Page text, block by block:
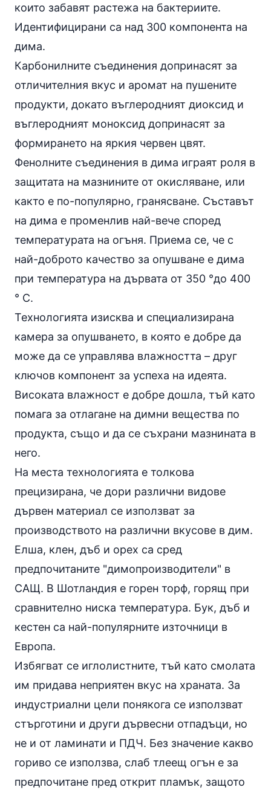
които забавят растежа на бактериите.
Идентифицирани са над 300 компонента на
дима.
Карбонилните съединения допринасят за
отличителния вкус и аромат на пушените
продукти, докато въглеродният диоксид и
въглеродният моноксид допринасят за
формирането на яркия червен цвят.
Фенолните съединения в дима играят роля в
защитата на мазнините от окисляване, или
както е по-популярно, гранясване. Съставът
на дима е променлив най-вече според
температурата на огъня. Приема се, че с
най-доброто качество за опушване е дима
при температура на дървата от 350 °до 400
° C.
Технологията изисква и специализирана
камера за опушването, в която е добре да
може да се управлява влажността – друг
ключов компонент за успеха на идеята.
Високата влажност е добре дошла, тъй като
помага за отлагане на димни вещества по
продукта, също и да се съхрани мазнината в
него.
На места технологията е толкова
прецизирана, че дори различни видове
дървен материал се използват за
производството на различни вкусове в дим.
Елша, клен, дъб и орех са сред
предпочитаните "димопроизводители" в
САЩ. В Шотландия е горен торф, горящ при
сравнително ниска температура. Бук, дъб и
кестен са най-популярните източници в
Европа.
Избягват се иглолистните, тъй като смолата
им придава неприятен вкус на храната. За
индустриални цели понякога се използват
стърготини и други дървесни отпадъци, но
не и от ламинати и ПДЧ. Без значение какво
гориво се използва, слаб тлеещ огън е за
предпочитане пред открит пламък, защото